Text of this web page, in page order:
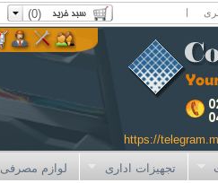
|
(0)
https://
تجهیزات اداری لوازم مصرفی